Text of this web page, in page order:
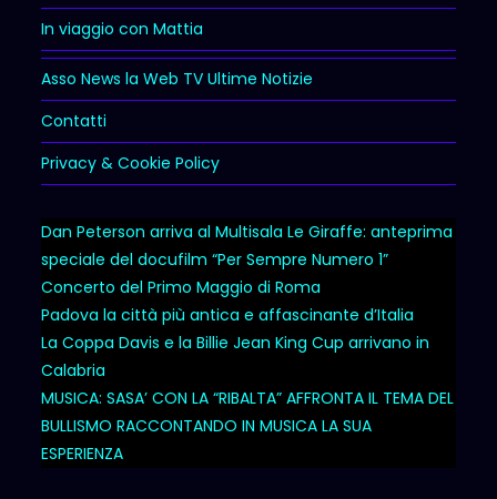
In viaggio con Mattia
Asso News la Web TV Ultime Notizie
Contatti
Privacy & Cookie Policy
Dan Peterson arriva al Multisala Le Giraffe: anteprima
speciale del docufilm “Per Sempre Numero 1”
Concerto del Primo Maggio di Roma
Padova la città più antica e affascinante d’Italia
La Coppa Davis e la Billie Jean King Cup arrivano in
Calabria
MUSICA: SASA’ CON LA “RIBALTA” AFFRONTA IL TEMA DEL
BULLISMO RACCONTANDO IN MUSICA LA SUA
ESPERIENZA